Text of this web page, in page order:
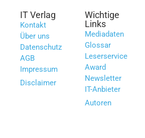
IT Verlag
Kontakt
Über uns
Datenschutz
AGB
Impressum
Disclaimer
Wichtige
Links
Mediadaten
Glossar
Leserservice
Award
Newsletter
IT-Anbieter
Autoren